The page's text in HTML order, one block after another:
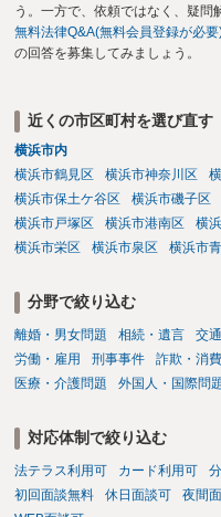
う。一方で、依頼ではなく、疑問
無料法律Q&A(無料会員登録が必要
の回答を募集してみましょう。
近くの市区町村を選び直す
横浜市内
横浜市鶴見区
横浜市神奈川区
横浜市保土ケ谷区
横浜市磯子区
横浜市戸塚区
横浜市港南区 横
横浜市栄区
横浜市泉区 横浜市
分野で絞り込む
離婚・男女問題 相続・遺言 交
労働・雇用
刑事事件 詐欺・消
医療・介護問題
外国人・国際問
対応体制で絞り込む
法テラス利用可 カード利用可
初回面談無料
休日面談可 夜間